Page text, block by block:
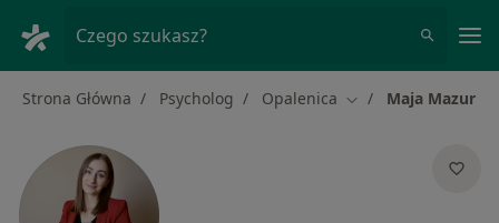
Czego szukasz?
Strona Główna Psycholog Opalenica Zmień miasto
Maja Mazur